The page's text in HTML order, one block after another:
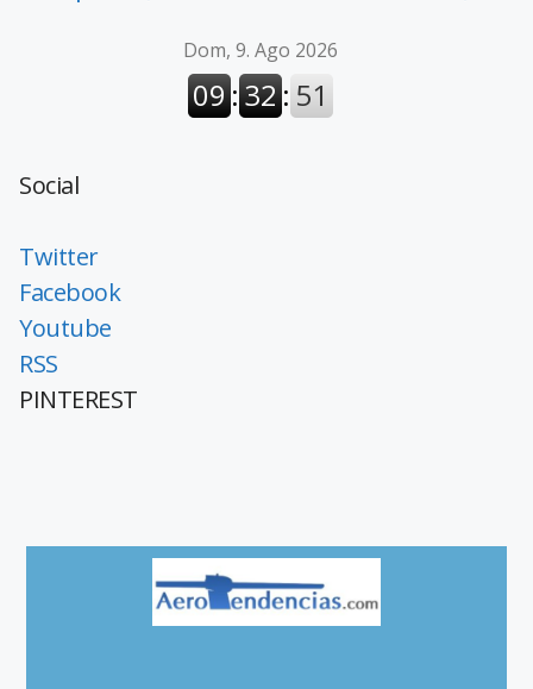
Social
Twitter
Facebook
Youtube
RSS
PINTEREST